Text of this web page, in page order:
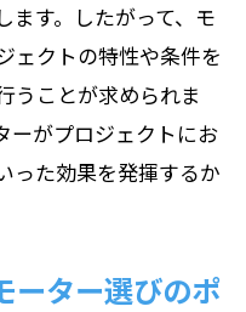
ます。したがって、モ
ェクトの特性や条件を
うことが求められま
ーがプロジェクトにお
った効果を発揮するか
ーター選びのポ